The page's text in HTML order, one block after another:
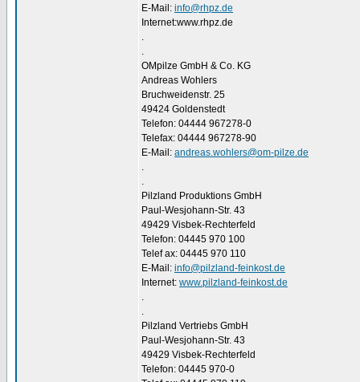
E-Mail: info@rhpz.de
Internet:www.rhpz.de
.
.
OMpilze GmbH & Co. KG
Andreas Wohlers
Bruchweidenstr. 25
49424 Goldenstedt
Telefon: 04444 967278-0
Telefax: 04444 967278-90
E-Mail: andreas.wohlers@om-pilze.de
.
.
Pilzland Produktions GmbH
Paul-Wesjohann-Str. 43
49429 Visbek-Rechterfeld
Telefon: 04445 970 100
Telef ax: 04445 970 110
E-Mail: info@pilzland-feinkost.de
Internet: www.pilzland-feinkost.de
.
.
Pilzland Vertriebs GmbH
Paul-Wesjohann-Str. 43
49429 Visbek-Rechterfeld
Telefon: 04445 970-0